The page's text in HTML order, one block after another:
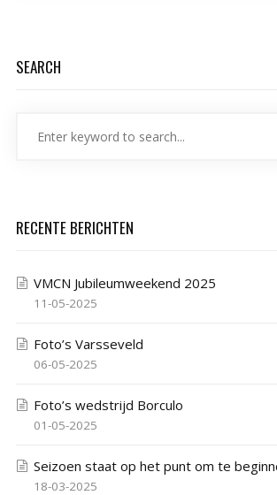
SEARCH
RECENTE BERICHTEN
VMCN Jubileumweekend 2025
11-05-2025
Foto’s Varsseveld
06-05-2025
Foto’s wedstrijd Borculo
01-05-2025
Seizoen staat op het punt om te
18-03-2025